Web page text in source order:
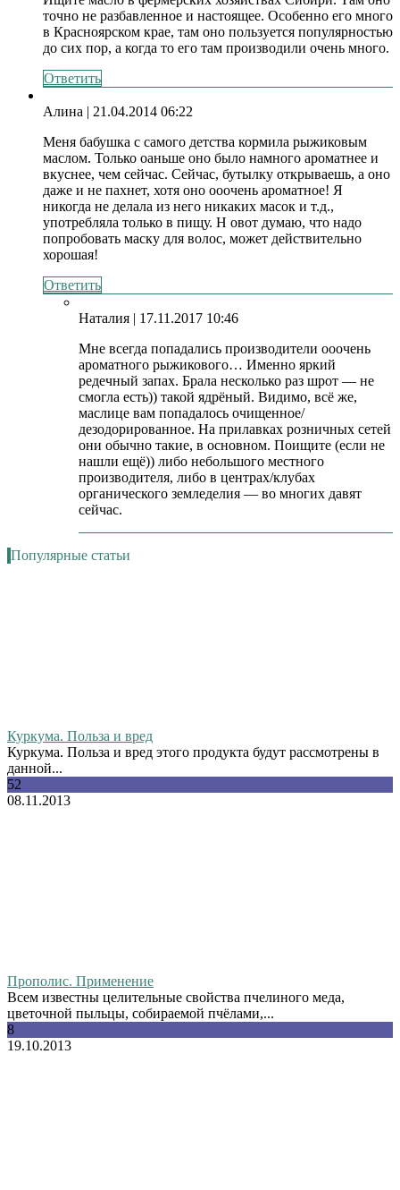
точно не разбавленное и настоящее. Особенно его много
в Красноярском крае, там оно пользуется популярностью
до сих пор, а когда то его там производили очень много.
Ответить
Алина | 21.04.2014 06:22
Меня бабушка с самого детства кормила рыжиковым
маслом. Только оаньше оно было намного ароматнее и
вкуснее, чем сейчас. Сейчас, бутылку открываешь, а оно
даже и не пахнет, хотя оно ооочень ароматное! Я
никогда не делала из него никаких масок и т.д.,
употребляла только в пищу. Н овот думаю, что надо
попробовать маску для волос, может действительно
хорошая!
Ответить
Наталия | 17.11.2017 10:46
Мне всегда попадались производители ооочень
ароматного рыжикового… Именно яркий
редечный запах. Брала несколько раз шрот — не
смогла есть)) такой ядрёный. Видимо, всё же,
маслице вам попадалось очищенное/
дезодорированное. На прилавках розничных сетей
они обычно такие, в основном. Поищите (если не
нашли ещё)) либо небольшого местного
производителя, либо в центрах/клубах
органического земледелия — во многих давят
сейчас.
Популярные статьи
Куркума. Польза и вред
Куркума. Польза и вред этого продукта будут рассмотрены в
данной...
52
08.11.2013
Прополис. Применение
Всем известны целительные свойства пчелиного меда,
цветочной пыльцы, собираемой пчёлами,...
8
19.10.2013